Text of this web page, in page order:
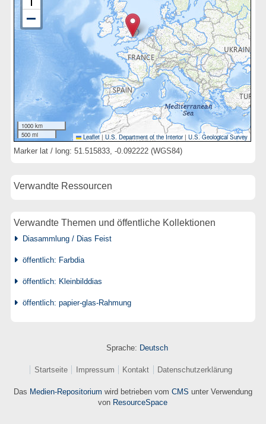
1000 km
500 mi
Leaflet | U.S. Department of the Interior|U.S. Geological Survey
Marker lat / long: 51.515833, -0.092222 (WGS84)
Verwandte Ressourcen
Verwandte Themen und öffentliche Kollektionen
Diasammlung / Dias Feist
öffentlich: Farbdia
öffentlich: Kleinbilddias
öffentlich: papier-glas-Rahmung
Sprache: Deutsch
Startseite Impressum Kontakt Datenschutzerklärung
Das Medien-Repositorium wird betrieben vom CMS unter Verwendung
von ResourceSpace